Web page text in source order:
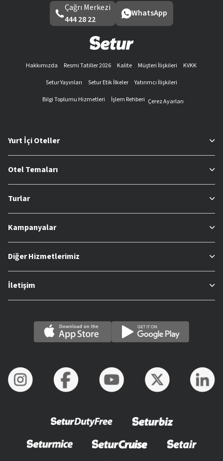
Çağrı Merkezi
444 28 22
WhatsApp
Hakkımızda Resmi Tatiller 2026 Kalite Müşteri İlişkileri
KVKK
Setur Yayınları
Setur Etik İlkeler
Yatırımcı İlişkileri
Bilgi Toplumu Hizmetleri
İşlem Rehberi Çerez Ayarları
Yurt İçi Oteller
Otel Temaları
Turlar
Kampanyalar
Diğer Hizmetlerimiz
İletişim